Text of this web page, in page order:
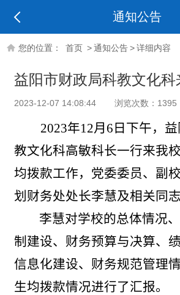
通知公告
您的位置： 首页 >通知公告>详细内容
益阳市财政局科教文化科
2023-12-07 14:08:44 浏览次数： 1395
2023年12月6日下午，
教文化科高敏科长一行来我
均拨款工作， 党委委员、 副
划 财务处处长李慧及相关同
李慧对学校的总体情况
制建设、财务预算与决算、
信息化建设、财务规范管理
生均拨款情况进行了汇报。